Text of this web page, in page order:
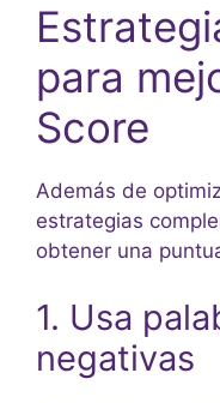
para
Score
Además de
estrategias
obtener una
1. Usa
negativas